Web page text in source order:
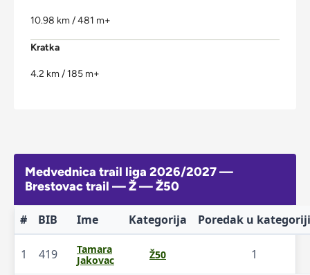
10.98 km / 481 m+
Kratka
4.2 km / 185 m+
Medvednica trail liga 2026/2027 —
Brestovac trail — Ž — Ž50
# BIB Ime Kategorija Poredak u kategoriji
1 419
Tamara
Jakovac
Ž50 1